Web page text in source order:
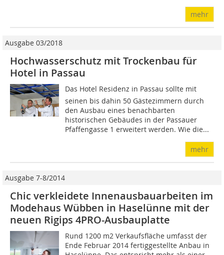
mehr
Ausgabe 03/2018
Hochwasserschutz mit Trockenbau für
Hotel in Passau
Das Hotel Residenz in Passau sollte mit
seinen bis dahin 50 Gästezimmern durch
den Ausbau eines benachbarten
historischen Gebäudes in der Passauer
Pfaffengasse 1 erweitert werden. Wie die...
mehr
Ausgabe 7-8/2014
Chic verkleidete Innenausbauarbeiten im
Modehaus Wübben in Haselünne mit der
neuen Rigips 4PRO-Ausbauplatte
Rund 1200 m2 Verkaufsfläche umfasst der
Ende Februar 2014 fertiggestellte Anbau in